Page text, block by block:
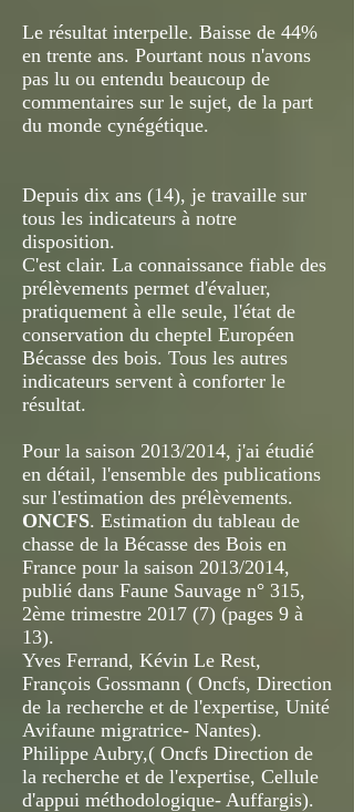
Le résultat interpelle. Baisse de 44%
en trente ans. Pourtant nous n'avons
pas lu ou entendu beaucoup de
commentaires sur le sujet, de la part
du monde cynégétique.
Depuis dix ans (14), je travaille sur
tous les indicateurs à notre
disposition.
C'est clair. La connaissance fiable des
prélèvements permet d'évaluer,
pratiquement à elle seule, l'état de
conservation du cheptel Européen
Bécasse des bois. Tous les autres
indicateurs servent à conforter le
résultat.
Pour la saison 2013/2014, j'ai étudié
en détail, l'ensemble des publications
sur l'estimation des prélèvements.
ONCFS. Estimation du tableau de
chasse de la Bécasse des Bois en
France pour la saison 2013/2014,
publié dans Faune Sauvage n° 315,
2ème trimestre 2017 (7) (pages 9 à
13).
Yves Ferrand, Kévin Le Rest,
François Gossmann ( Oncfs, Direction
de la recherche et de l'expertise, Unité
Avifaune migratrice- Nantes).
Philippe Aubry,( Oncfs Direction de
la recherche et de l'expertise, Cellule
d'appui méthodologique- Auffargis).